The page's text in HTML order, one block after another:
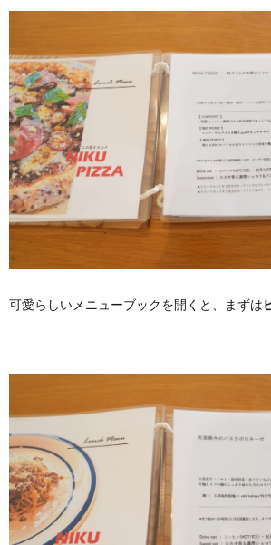
可愛らしいメニューブックを開くと、まずは